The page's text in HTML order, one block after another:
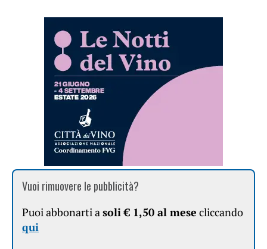
Vuoi rimuovere le pubblicità?
Puoi abbonarti a soli € 1,50 al mese cliccando
qui